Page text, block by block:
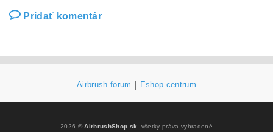
Pridať komentár
Airbrush forum Eshop centrum
2026 ©AirbrushShop.sk , všetky práva vyhradené